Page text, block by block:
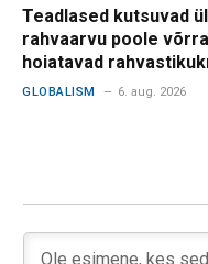
Teadlased kutsuvad
rahvaarvu poole
hoiatavad
GLOBALISM 6. aug. 2026